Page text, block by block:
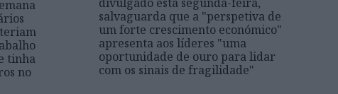
tinha
no
salvaguarda que a "perspetiva de
um forte crescimento económico"
apresenta aos líderes "uma
oportunidade de ouro para lidar
com os sinais de fragilidade"